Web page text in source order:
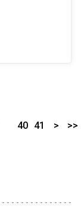
40 41 > >>